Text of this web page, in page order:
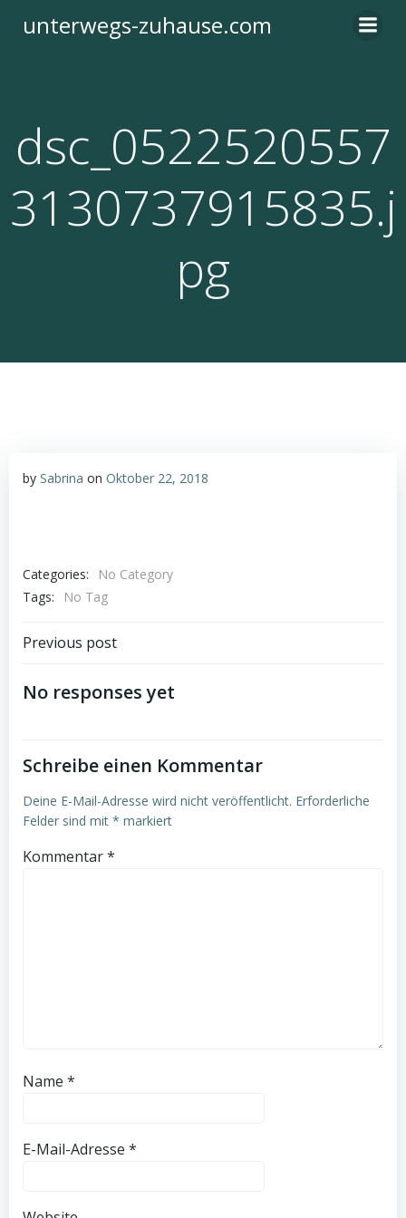
Inhalt
unterwegs-zuhause.com
dsc_0522520557
3130737915835.j
pg
by Sabrina on Oktober 22, 2018
Categories:
No Category
Tags:
No Tag
Post
navigation
Previous post
No responses yet
Schreibe einen Kommentar
Deine E-Mail-Adresse wird nicht veröffentlicht. Erforderliche
Felder sind mit * markiert
Kommentar*
Name *
E-Mail-Adresse *